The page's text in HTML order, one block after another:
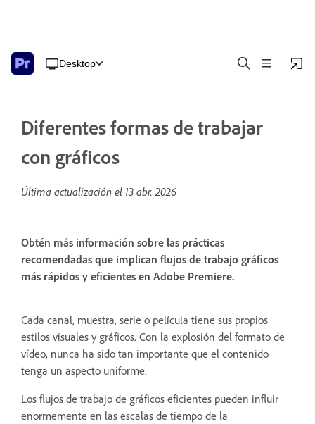
Desktop
Diferentes formas de trabajar
con gráficos
Última actualización el 13 abr. 2026
Obtén más información sobre las prácticas
recomendadas que implican flujos de trabajo gráficos
más rápidos y eficientes en Adobe Premiere.
Cada canal, muestra, serie o película tiene sus propios
estilos visuales y gráficos. Con la explosión del formato de
vídeo, nunca ha sido tan importante que el contenido
tenga un aspecto uniforme.
Los flujos de trabajo de gráficos eficientes pueden influir
enormemente en las escalas de tiempo de la